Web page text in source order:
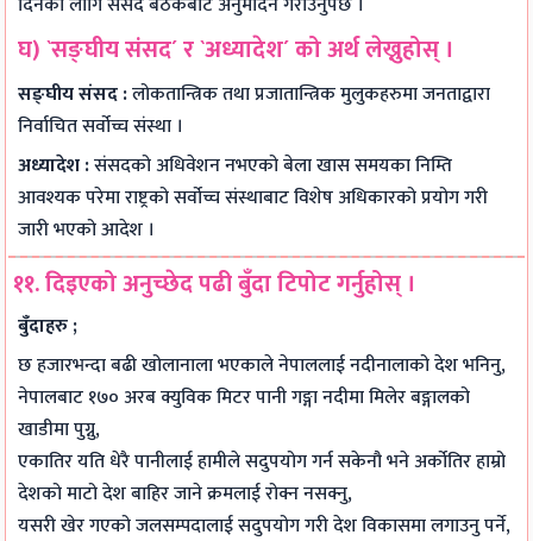
घ) `सङ्घीय संसद´ र `अध्यादेश´ को अर्थ लेख्नुहोस् ।
सङ्घीय संसद :लोकतान्त्रिक तथा प्रजातान्त्रिक मुलुकहरुमा जनताद्वारा
निर्वाचित सर्वोच्च संस्था ।
अध्यादेश :संसदको अधिवेशन नभएको बेला खास समयका निम्ति
आवश्यक परेमा राष्ट्रको सर्वोच्च संस्थाबाट विशेष अधिकारको प्रयोग गरी
जारी भएको आदेश ।
११. दिइएको अनुच्छेद पढी बुँदा टिपोट गर्नुहोस् ।
बुँदाहरु ;
छ हजारभन्दा बढी खोलानाला भएकाले नेपाललाई नदीनालाको देश भनिनु,
नेपालबाट १७० अरब क्युविक मिटर पानी गङ्गा नदीमा मिलेर बङ्गालको
खाडीमा पुग्नु,
एकातिर यति धेरै पानीलाई हामीले सदुपयोग गर्न सकेनौ भने अर्कोतिर हाम्रो
देशको माटो देश बाहिर जाने क्रमलाई रोक्न नसक्नु,
यसरी खेर गएको जलसम्पदालाई सदुपयोग गरी देश विकासमा लगाउनु पर्ने,